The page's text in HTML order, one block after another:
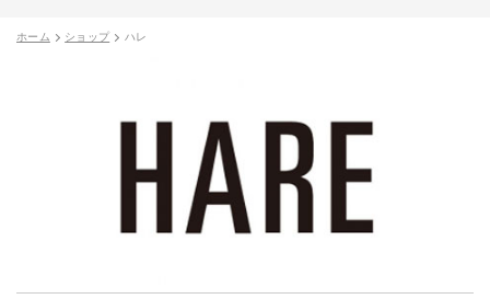
ホーム ショップ ハレ